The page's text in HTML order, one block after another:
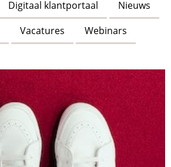
Digitaal klantportaal
Nieuws
Vacatures Webinars